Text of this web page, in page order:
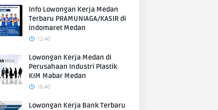
Info Lowongan Kerja Medan
Terbaru PRAMUNIAGA/KASIR di
Indomaret Medan
12.40
Lowongan Kerja Medan di
Perusahaan Industri Plastik
KIM Mabar Medan
10.40
Lowongan Kerja Bank Terbaru